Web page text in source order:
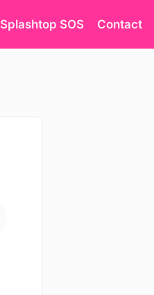
Splashtop SOS Contact